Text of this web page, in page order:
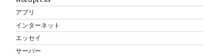
アプリ
インターネット
エッセイ
サーバー